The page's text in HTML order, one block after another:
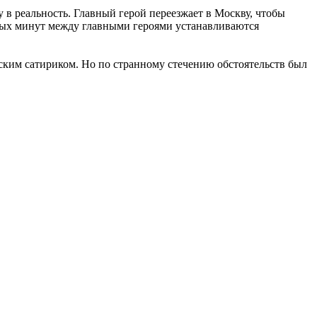
реальность. Главный герой переезжает в Москву, чтобы
минут между главными героями устанавливаются
сатириком. Но по странному стечению обстоятельств был